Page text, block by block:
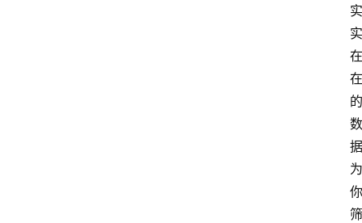
实
实
在
在
的
数
据
为
你
筛